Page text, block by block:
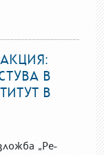
В
В
„Ре-